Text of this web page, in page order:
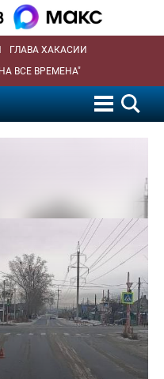
ГЛАВА ХАКАСИИ
ВСЕ ВРЕМЕНА"